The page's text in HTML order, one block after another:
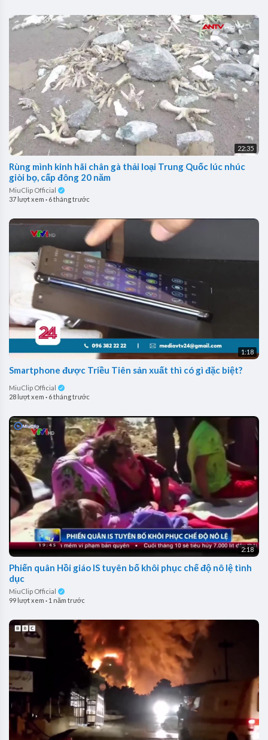
22:35
Rùng mình kinh hãi chân gà thải loại Trung Quốc lúc nhúc
giòi bọ, cấp đông 20 năm
MiuClip Official
37 lượt xem · 6 tháng trước
1:18
Smartphone được Triều Tiên sản xuất thì có gì đặc biệt?
MiuClip Official
28 lượt xem · 6 tháng trước
2:18
Phiến quân Hồi giáo IS tuyên bố khôi phục chế độ nô lệ tình
dục
MiuClip Official
99 lượt xem · 1 năm trước